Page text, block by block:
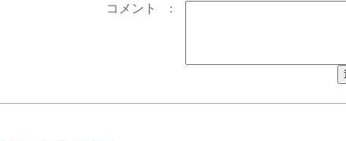
コメント :